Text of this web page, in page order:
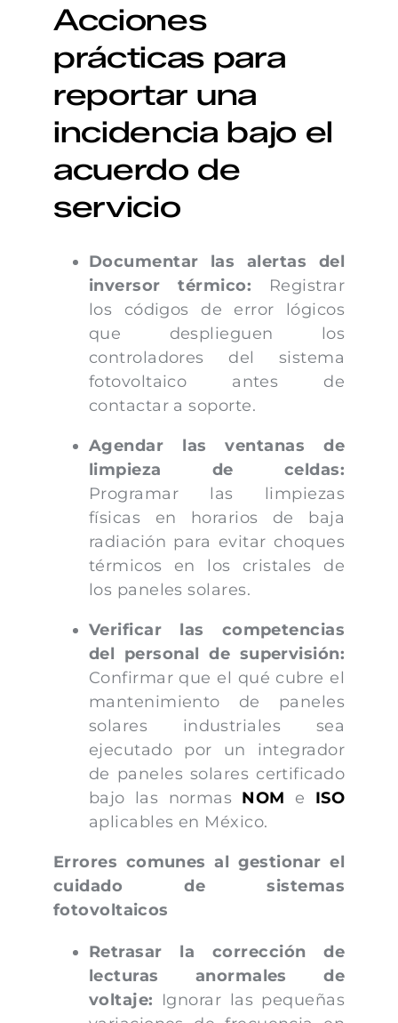
Acciones
prácticas para
reportar una
incidencia bajo el
acuerdo de
servicio
Documentar las alertas del
inversor térmico: Registrar
los códigos de error lógicos
que desplieguen los
controladores del sistema
fotovoltaico antes de
contactar a soporte.
Agendar las ventanas de
limpieza de celdas:
Programar las limpiezas
físicas en horarios de baja
radiación para evitar choques
térmicos en los cristales de
los paneles solares.
Verificar las competencias
del personal de supervisión:
Confirmar que el qué cubre el
mantenimiento de paneles
solares industriales sea
ejecutado por un integrador
de paneles solares certificado
bajo las normas NOM e ISO
aplicables en México.
Errores comunes al gestionar el
cuidado de sistemas
fotovoltaicos
Retrasar la corrección de
lecturas anormales de
voltaje: Ignorar las pequeñas